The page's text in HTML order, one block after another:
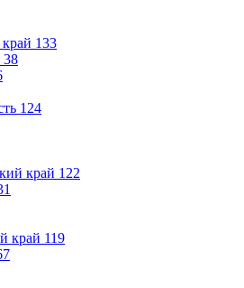
133
38
124
край 122
край 119